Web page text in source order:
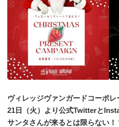
ヴィレッジヴァンガードコーポレ
21日（火）より公式Twitterと
サンタさんが来るとは限らない